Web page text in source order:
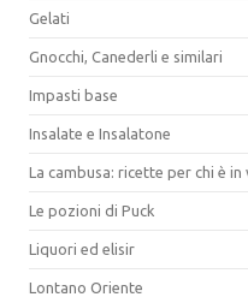
Gelati
Gnocchi, Canederli e similari
Impasti base
Insalate e Insalatone
La cambusa: ricette per chi è in
Le pozioni di Puck
Liquori ed elisir
Lontano Oriente